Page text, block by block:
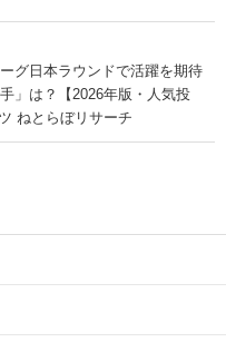
グ日本ラウンドで活躍を期待
」は？【2026年版・人気投
ねとらぼリサーチ